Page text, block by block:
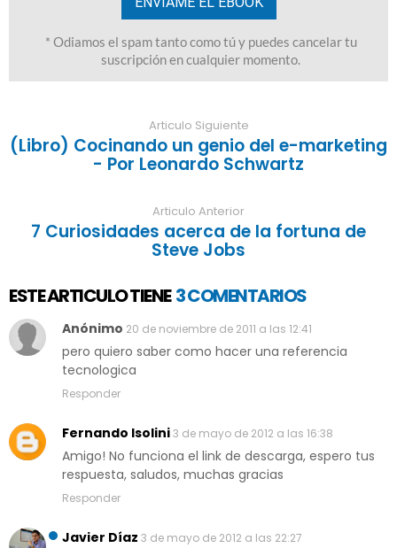
Articulo Siguiente
(Libro) Cocinando un genio del e-marketing
- Por Leonardo Schwartz
Articulo Anterior
7 Curiosidades acerca de la fortuna de
Steve Jobs
ESTE ARTICULO TIENE 3 COMENTARIOS
Anónimo 20 de noviembre de 2011 a las 12:41
pero quiero saber como hacer una referencia
tecnologica
Responder
Fernando Isolini3 de mayo de 2012 a las 16:38
Amigo! No funciona el link de descarga, espero tus
respuesta, saludos, muchas gracias
Responder
Javier Díaz 3 de mayo de 2012 a las 22:27